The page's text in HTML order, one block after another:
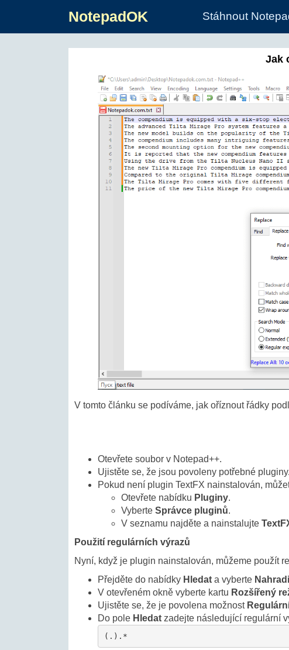
NotepadOK Stáhnout
Jak
V tomto článku se podíváme, jak oříznout řádky
Otevřete soubor v Notepad++.
Ujistěte se, že jsou povoleny potřebné
Pokud není plugin TextFX nainstalován,
Otevřete nabídku Pluginy.
Vyberte Správce pluginů.
V seznamu najděte a nainstalujte
Použití regulárních výrazů
Nyní, když je plugin nainstalován, můžeme použít
Přejděte do nabídky Hledat a vyberte
V otevřeném okně vyberte kartu Rozšířený
Ujistěte se, že je povolena možnost
Do pole Hledat zadejte následující regulární
(.).*